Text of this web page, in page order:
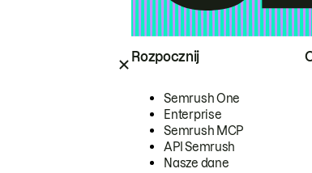
Rozpocznij
Semrush One
Enterprise
Semrush MCP
API Semrush
Nasze dane